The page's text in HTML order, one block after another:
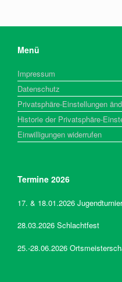
Menü
Impressum
Datenschutz
Privatsphäre-Einstellungen
Historie der Privatsphäre-
Einwilligungen widerrufen
Termine 2026
17. & 18.01.2026
28.03.2026 Schlachtfest
25.-28.06.2026